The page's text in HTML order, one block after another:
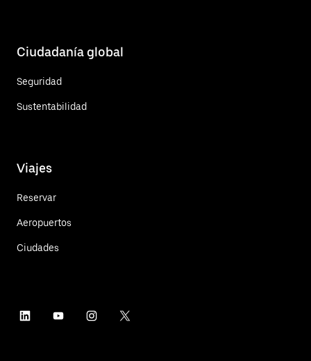
Ciudadanía global
Seguridad
Sustentabilidad
Viajes
Reservar
Aeropuertos
Ciudades